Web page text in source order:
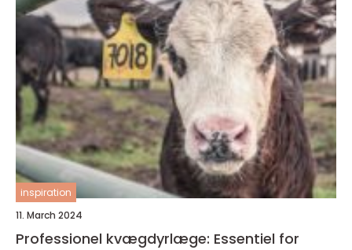
inspiration
11. March 2024
Professionel kvægdyrlæge: Essentiel for